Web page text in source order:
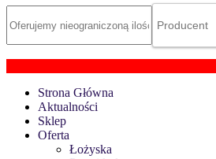
Strona Główna
Aktualności
Sklep
Oferta
Łożyska